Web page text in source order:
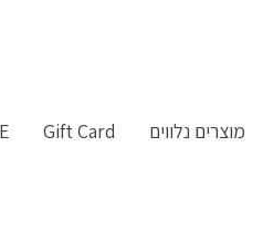
מוצרים נלווים Gift Card